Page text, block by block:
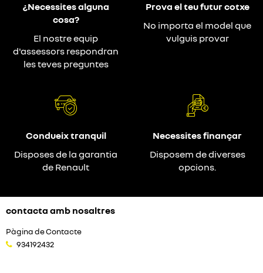
¿Necessites alguna
cosa?
El nostre equip
d'assessors respondran
les teves preguntes
Prova el teu futur cotxe
No importa el model que
vulguis provar
Condueix tranquil
Disposes de la garantia
de Renault
Necessites finançar
Disposem de diverses
opcions.
contacta amb nosaltres
Pàgina de Contacte
934192432